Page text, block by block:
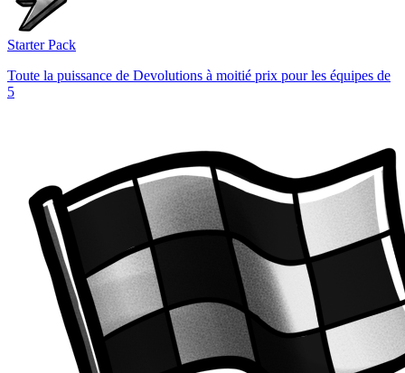
Starter Pack
Toute la puissance de Devolutions à moitié prix pour les équipes de
5